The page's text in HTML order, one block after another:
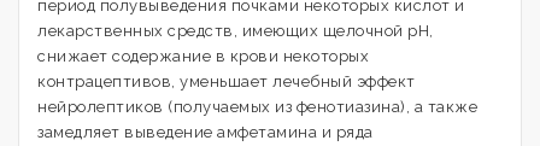
период полувыведения почками некоторых кислот и
лекарственных средств, имеющих щелочной рН,
снижает содержание в крови некоторых
контрацептивов, уменьшает лечебный эффект
нейролептиков (получаемых из фенотиазина), а также
замедляет выведение амфетамина и ряда